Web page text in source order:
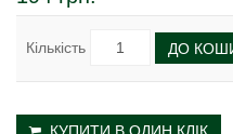
Кількість ДО